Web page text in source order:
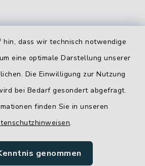
dass wir technisch notwendige
eine optimale Darstellung unserer
Die Einwilligung zur Nutzung
bei Bedarf gesondert abgefragt.
finden Sie in unseren
.
genommen
Impressum